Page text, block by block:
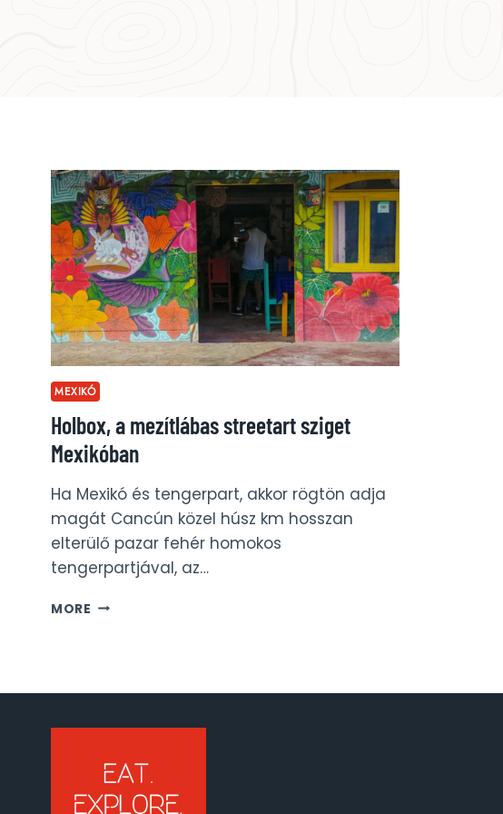
MEXIKÓ
Holbox, a mezítlábas streetart sziget
Mexikóban
Ha Mexikó és tengerpart, akkor rögtön adja
magát Cancún közel húsz km hosszan
elterülő pazar fehér homokos
tengerpartjával, az…
MORE HOLBOX,